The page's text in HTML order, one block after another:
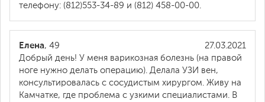
телефону: (812)553-34-89 и (812) 458-00-00.
27.03.2021
Елена, 49
Добрый день! У меня варикозная болезнь (на правой
ноге нужно делать операцию). Делала УЗИ вен,
консультировалась с сосудистым хирургом. Живу на
Камчатке, где проблема с узкими специалистами. В